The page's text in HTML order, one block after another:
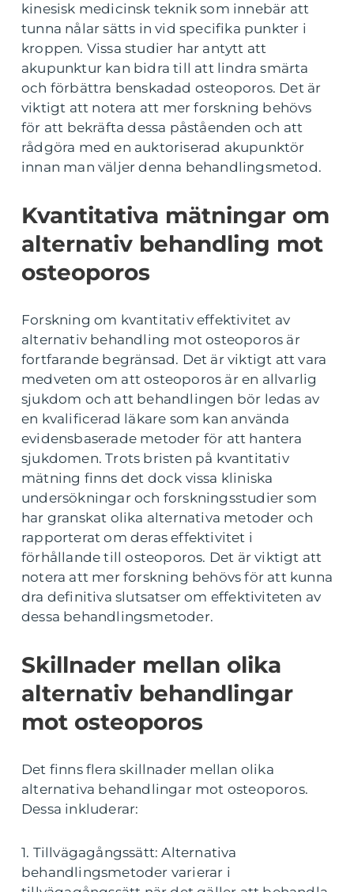
kinesisk medicinsk teknik som innebär att
tunna nålar sätts in vid specifika punkter i
kroppen. Vissa studier har antytt att
akupunktur kan bidra till att lindra smärta
och förbättra benskadad osteoporos. Det är
viktigt att notera att mer forskning behövs
för att bekräfta dessa påståenden och att
rådgöra med en auktoriserad akupunktör
innan man väljer denna behandlingsmetod.
Kvantitativa mätningar om
alternativ behandling mot
osteoporos
Forskning om kvantitativ effektivitet av
alternativ behandling mot osteoporos är
fortfarande begränsad. Det är viktigt att vara
medveten om att osteoporos är en allvarlig
sjukdom och att behandlingen bör ledas av
en kvalificerad läkare som kan använda
evidensbaserade metoder för att hantera
sjukdomen. Trots bristen på kvantitativ
mätning finns det dock vissa kliniska
undersökningar och forskningsstudier som
har granskat olika alternativa metoder och
rapporterat om deras effektivitet i
förhållande till osteoporos. Det är viktigt att
notera att mer forskning behövs för att kunna
dra definitiva slutsatser om effektiviteten av
dessa behandlingsmetoder.
Skillnader mellan olika
alternativ behandlingar
mot osteoporos
Det finns flera skillnader mellan olika
alternativa behandlingar mot osteoporos.
Dessa inkluderar:
1. Tillvägagångssätt: Alternativa
behandlingsmetoder varierar i